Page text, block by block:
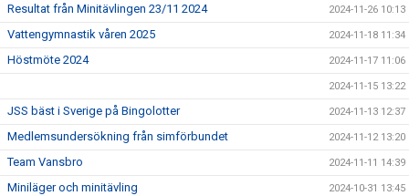
Resultat från Minitävlingen 23/11 2024 2024-11-26 10:13
Vattengymnastik våren 2025 2024-11-18 11:34
Höstmöte 2024 2024-11-17 11:06
2024-11-15 13:22
JSS bäst i Sverige på Bingolotter 2024-11-13 12:37
Medlemsundersökning från simförbundet 2024-11-12 13:20
Team Vansbro 2024-11-11 14:39
Miniläger och minitävling 2024-10-31 13:45